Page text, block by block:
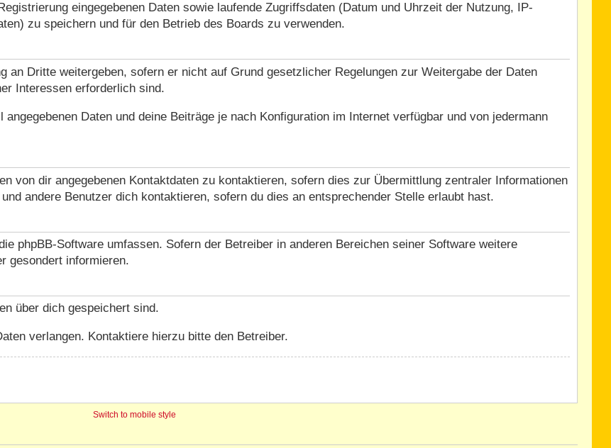
eingegebenen Daten sowie laufende Zugriffsdaten (Datum und Uhrzeit der Nutzung, IP-
zu speichern und für den Betrieb des Boards zu verwenden.
an Dritte weitergeben, sofern er nicht auf Grund gesetzlicher Regelungen zur Weitergabe der Daten
Interessen erforderlich sind.
Daten und deine Beiträge je nach Konfiguration im Internet verfügbar und von jedermann
von dir angegebenen Kontaktdaten zu kontaktieren, sofern dies zur Übermittlung zentraler Informationen
andere Benutzer dich kontaktieren, sofern du dies an entsprechender Stelle erlaubt hast.
phpBB-Software umfassen. Sofern der Betreiber in anderen Bereichen seiner Software weitere
gesondert informieren.
über dich gespeichert sind.
verlangen. Kontaktiere hierzu bitte den Betreiber.
Switch to mobile style